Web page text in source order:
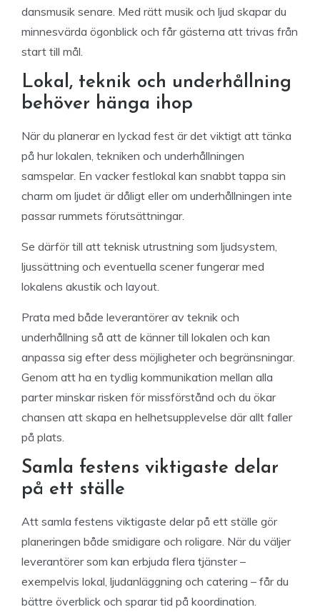
dansmusik senare. Med rätt musik och ljud skapar du
minnesvärda ögonblick och får gästerna att trivas från
start till mål.
Lokal, teknik och underhållning
behöver hänga ihop
När du planerar en lyckad fest är det viktigt att tänka
på hur lokalen, tekniken och underhållningen
samspelar. En vacker festlokal kan snabbt tappa sin
charm om ljudet är dåligt eller om underhållningen inte
passar rummets förutsättningar.
Se därför till att teknisk utrustning som ljudsystem,
ljussättning och eventuella scener fungerar med
lokalens akustik och layout.
Prata med både leverantörer av teknik och
underhållning så att de känner till lokalen och kan
anpassa sig efter dess möjligheter och begränsningar.
Genom att ha en tydlig kommunikation mellan alla
parter minskar risken för missförstånd och du ökar
chansen att skapa en helhetsupplevelse där allt faller
på plats.
Samla festens viktigaste delar
på ett ställe
Att samla festens viktigaste delar på ett ställe gör
planeringen både smidigare och roligare. När du väljer
leverantörer som kan erbjuda flera tjänster –
exempelvis lokal, ljudanläggning och catering – får du
bättre överblick och sparar tid på koordination.